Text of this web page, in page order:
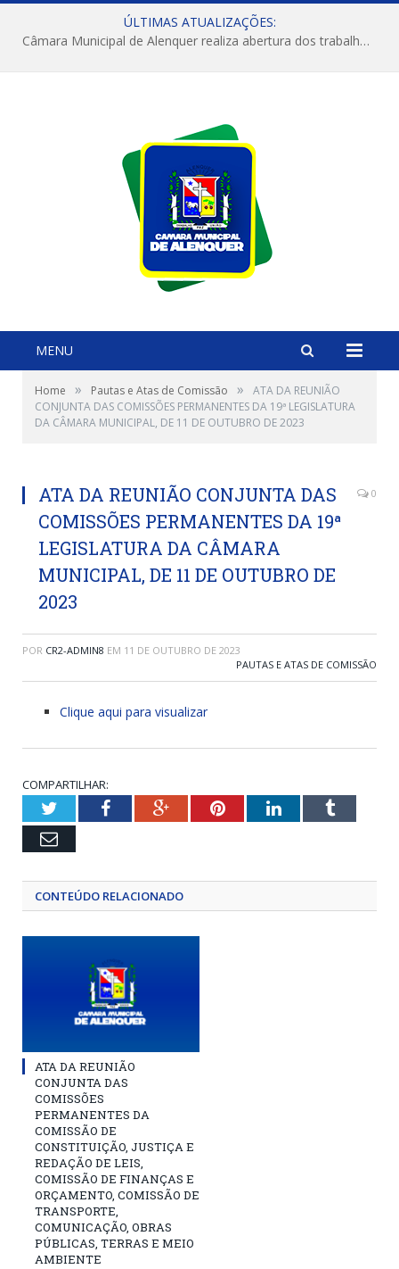
ÚLTIMAS ATUALIZAÇÕES:
Câmara Municipal de Alenquer realiza abertura dos trabalhos do 4º Período Legislativo
MENU
Home » Pautas e Atas de Comissão »
ATA DA REUNIÃO
CONJUNTA DAS COMISSÕES PERMANENTES DA 19ª LEGISLATURA
DA CÂMARA MUNICIPAL, DE 11 DE OUTUBRO DE 2023
ATA DA REUNIÃO CONJUNTA DAS
COMISSÕES PERMANENTES DA 19ª
LEGISLATURA DA CÂMARA
MUNICIPAL, DE 11 DE OUTUBRO DE
2023
0
POR CR2-ADMIN8 EM 11 DE OUTUBRO DE 2023
PAUTAS E ATAS DE COMISSÃO
Clique aqui para visualizar
COMPARTILHAR:
TwitterFacebookGoogle+PinterestLinkedInTumblr
Email
CONTEÚDO RELACIONADO
ATA DA REUNIÃO
CONJUNTA DAS
COMISSÕES
PERMANENTES DA
COMISSÃO DE
CONSTITUIÇÃO, JUSTIÇA E
REDAÇÃO DE LEIS,
COMISSÃO DE FINANÇAS E
ORÇAMENTO, COMISSÃO DE
TRANSPORTE,
COMUNICAÇÃO, OBRAS
PÚBLICAS, TERRAS E MEIO
AMBIENTE